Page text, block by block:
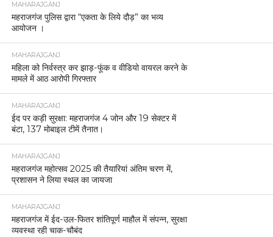
MAHARAJGANJ
महराजगंज पुलिस द्वारा “एकता के लिये दौड़” का भव्य
आयोजन ।
MAHARAJGANJ
महिला को निर्वस्त्र कर झाड़-फूंक व वीडियो वायरल करने के
मामले में आठ आरोपी गिरफ्तार
MAHARAJGANJ
ईद पर कड़ी सुरक्षा: महराजगंज 4 जोन और 19 सेक्टर में
बंटा, 137 मोबाइल टीमें तैनात।
MAHARAJGANJ
महराजगंज महोत्सव 2025 की तैयारियां अंतिम चरण में,
प्रशासन ने लिया स्थल का जायजा
MAHARAJGANJ
महराजगंज में ईद-उल-फितर शांतिपूर्ण माहौल में संपन्न, सुरक्षा
व्यवस्था रही चाक-चौबंद